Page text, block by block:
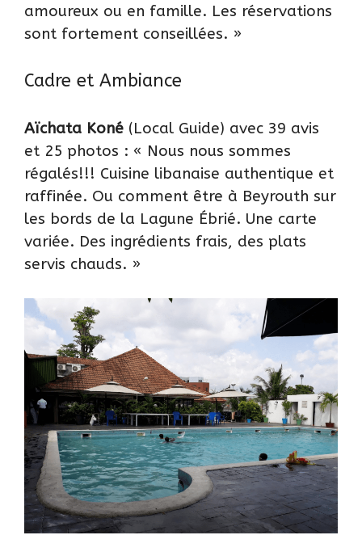
amoureux ou en famille. Les réservations
sont fortement conseillées. »
Cadre et Ambiance
Aïchata Koné (Local Guide) avec 39 avis
et 25 photos : « Nous nous sommes
régalés!!! Cuisine libanaise authentique et
raffinée. Ou comment être à Beyrouth sur
les bords de la Lagune Ébrié. Une carte
variée. Des ingrédients frais, des plats
servis chauds. »